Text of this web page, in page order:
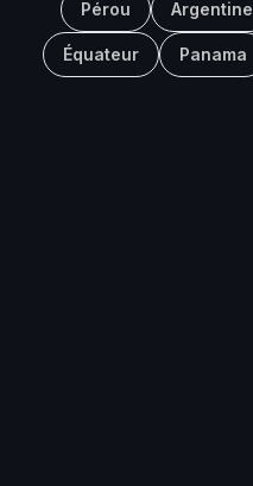
Pérou Argentine
Équateur Panama